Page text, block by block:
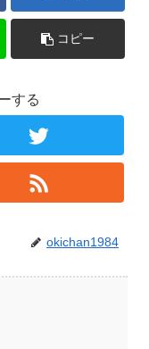
コピー
する
okichan1984